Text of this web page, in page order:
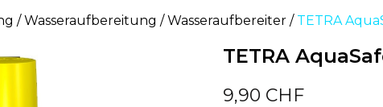
Wasseraufbereitung Wasseraufbereiter TETRA
TETRA
9,90 CHF